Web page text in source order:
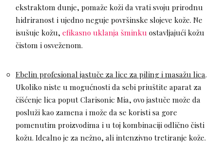
ekstraktom dunje, pomaže koži da vrati svoju prirodnu
hidriranost i ujedno neguje površinske slojeve kože. Ne
isušuje kožu, efikasno uklanja šminku ostavljajući kožu
čistom i osveženom.
Ebelin profesional jastuče za lice za piling i masažu lica.
Ukoliko niste u mogućnosti da sebi priuštite aparat za
čišćenje lica poput Clarisonic Mia, ovo jastuče može da
posluži kao zamena i može da se koristi sa gore
pomenutim proizvodima i u toj kombinaciji odlično čisti
kožu. Idealno je za nežno, ali intenzivno tretiranje kože.